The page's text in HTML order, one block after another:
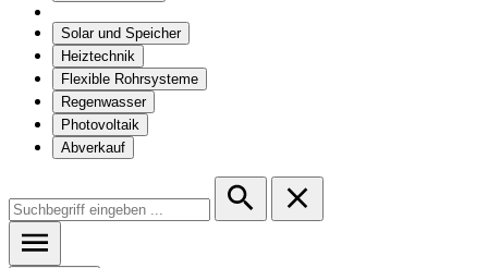
Solar und Speicher
Heiztechnik
Flexible Rohrsysteme
Regenwasser
Photovoltaik
Abverkauf